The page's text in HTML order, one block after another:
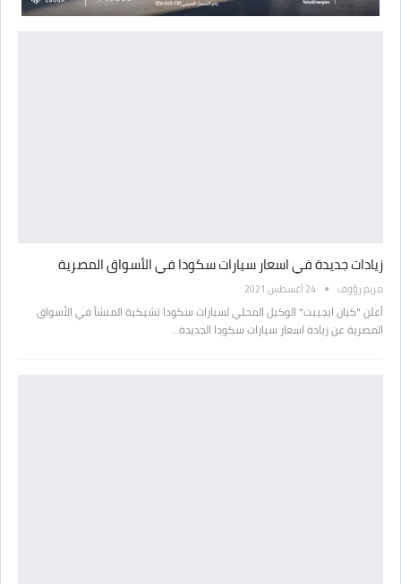
زيادات جديدة في اسعار سيارات سكودا في الأسواق المصرية
مريم رؤوف 24 أغسطس 2021
أعلن "كيان ايجيبت" الوكيل المحلي لسيارات سكودا تشيكية المنشأ في الأسواق
المصرية عن زيادة اسعار سيارات سكودا الجديدة…